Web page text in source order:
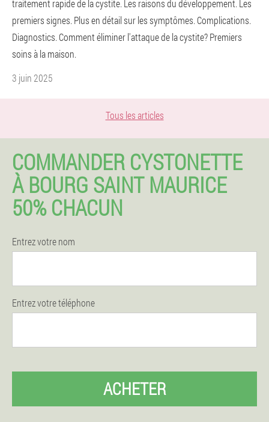
traitement rapide de la cystite. Les raisons du développement. Les
premiers signes. Plus en détail sur les symptômes. Complications.
Diagnostics. Comment éliminer l'attaque de la cystite? Premiers
soins à la maison.
3 juin 2025
Tous les articles
COMMANDER CYSTONETTE
À BOURG SAINT MAURICE
50% CHACUN
Entrez votre nom
Entrez votre téléphone
ACHETER